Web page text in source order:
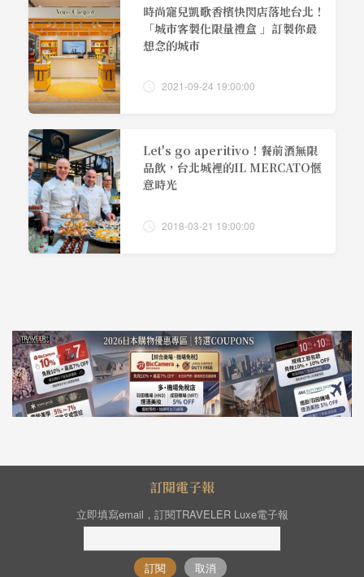
時尚寵兒凱歌香檳快閃店落地台北！
「城市客製化限量禮盒 」訂製你最
想念的城市
2021-09-24 19:00:00
Let's go aperitivo！餐前酒無限
品飲，台北城裡的IL MERCATO愜
意時光
2018-03-21 19:00:00
訂閱電子報
立即填寫email，訂閱TRAVELER Luxe電子報
訂閱 取消